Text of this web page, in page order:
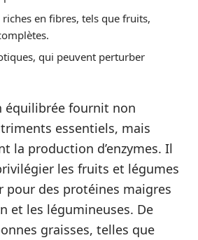
en fibres, tels que fruits,
qui peuvent perturber
équilibrée fournit non
essentiels, mais
la production d’enzymes. Il
les fruits et légumes
pour des protéines maigres
et les légumineuses. De
graisses, telles que